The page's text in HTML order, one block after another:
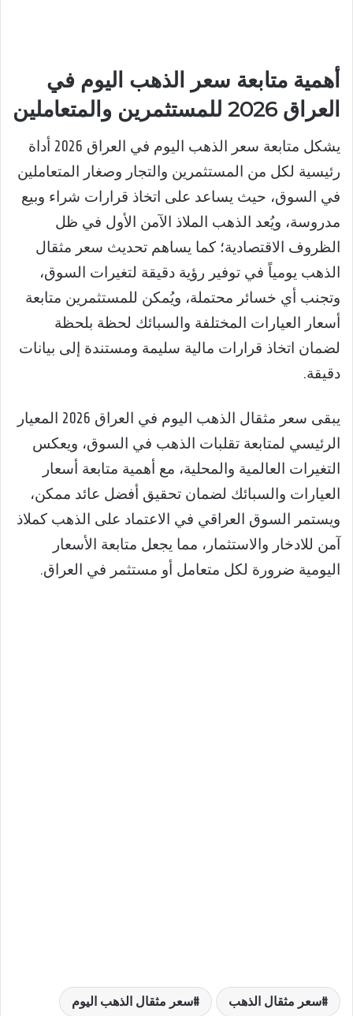
أهمية متابعة سعر الذهب اليوم في
العراق 2026 للمستثمرين والمتعاملين
يشكل متابعة سعر الذهب اليوم في العراق 2026 أداة
رئيسية لكل من المستثمرين والتجار وصغار المتعاملين
في السوق، حيث يساعد على اتخاذ قرارات شراء وبيع
مدروسة، ويُعد الذهب الملاذ الآمن الأول في ظل
الظروف الاقتصادية؛ كما يساهم تحديث سعر مثقال
الذهب يومياً في توفير رؤية دقيقة لتغيرات السوق،
وتجنب أي خسائر محتملة، ويُمكن للمستثمرين متابعة
أسعار العيارات المختلفة والسبائك لحظة بلحظة
لضمان اتخاذ قرارات مالية سليمة ومستندة إلى بيانات
دقيقة.
يبقى سعر مثقال الذهب اليوم في العراق 2026 المعيار
الرئيسي لمتابعة تقلبات الذهب في السوق، ويعكس
التغيرات العالمية والمحلية، مع أهمية متابعة أسعار
العيارات والسبائك لضمان تحقيق أفضل عائد ممكن،
ويستمر السوق العراقي في الاعتماد على الذهب كملاذ
آمن للادخار والاستثمار، مما يجعل متابعة الأسعار
اليومية ضرورة لكل متعامل أو مستثمر في العراق.
سعر مثقال الذهب سعر مثقال الذهب اليوم